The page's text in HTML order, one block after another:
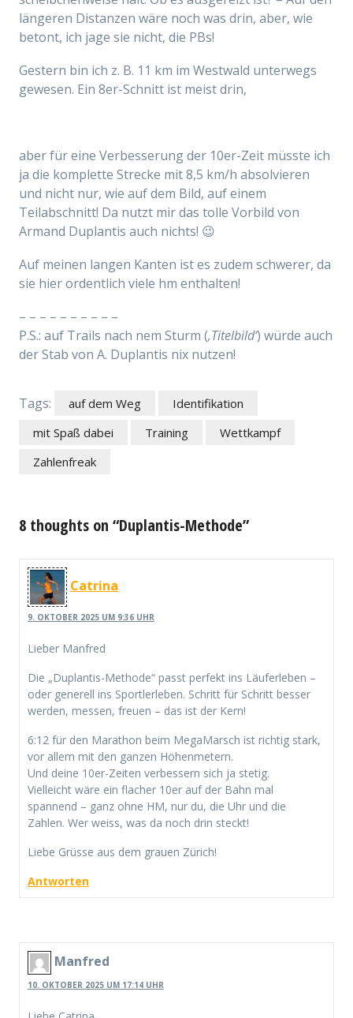
längeren Distanzen wäre noch was drin, aber, wie
betont, ich jage sie nicht, die PBs!
Gestern bin ich z. B. 11 km im Westwald unterwegs
gewesen. Ein 8er-Schnitt ist meist drin,
aberfür eine Verbesserung der 10er-Zeit müsste ich
ja die komplette Strecke mit 8,5 km/h absolvieren
und nicht nur, wie auf dem Bild, auf einem
Teilabschnitt! Da nutzt mir das tolle Vorbild von
Armand Duplantis auch nichts! 😉
Auf meinen langen Kanten ist es zudem schwerer, da
sie hier ordentlich viele hm enthalten!
– – – – – – – – – –
P.S.: auf Trails nach nem Sturm (‚Titelbild‘) würde auch
der Stab von A. Duplantis nix nutzen!
Tags: auf dem Weg
Identifikation
mit Spaß dabei
Training
Wettkampf
Zahlenfreak
8 thoughts on “Duplantis-Methode”
Catrina
9. OKTOBER 2025 UM 9:36 UHR
Lieber Manfred
Die „Duplantis-Methode“ passt perfekt ins Läuferleben –
oder generell ins Sportlerleben. Schritt für Schritt besser
werden, messen, freuen – das ist der Kern!
6:12 für den Marathon beim MegaMarsch ist richtig stark,
vor allem mit den ganzen Höhenmetern.
Und deine 10er-Zeiten verbessern sich ja stetig.
Vielleicht wäre ein flacher 10er auf der Bahn mal
spannend – ganz ohne HM, nur du, die Uhr und die
Zahlen. Wer weiss, was da noch drin steckt!
Liebe Grüsse aus dem grauen Zürich!
Antworten
Manfred
10. OKTOBER 2025 UM 17:14 UHR